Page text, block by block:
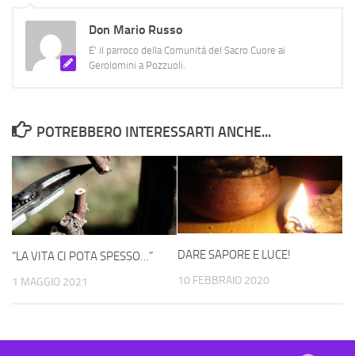
Don Mario Russo
E' il parroco della Comunità del Sacro Cuore ai
Gerolomini a Pozzuoli.
POTREBBERO INTERESSARTI ANCHE...
“LA VITA CI POTA SPESSO…”
1 MAGGIO 2021
DARE SAPORE E LUCE!
10 FEBBRAIO 2020